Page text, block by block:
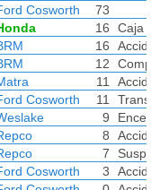
Cosworth
73
16
Caja
16
12
11
Cosworth 11
9
8
7
Cosworth 3